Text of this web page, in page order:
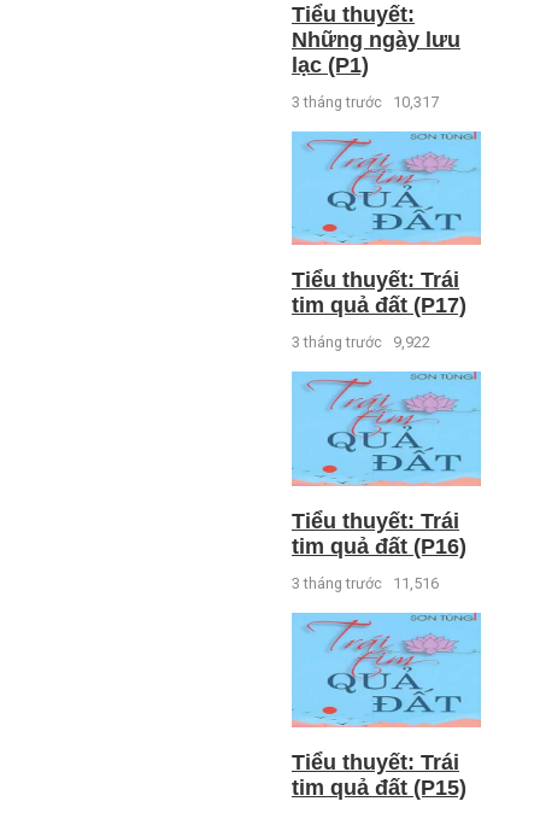
Tiểu thuyết:
Những ngày lưu
lạc (P1)
3 tháng trước 10,317
Tiểu thuyết: Trái
tim quả đất (P17)
3 tháng trước 9,922
Tiểu thuyết: Trái
tim quả đất (P16)
3 tháng trước 11,516
Tiểu thuyết: Trái
tim quả đất (P15)